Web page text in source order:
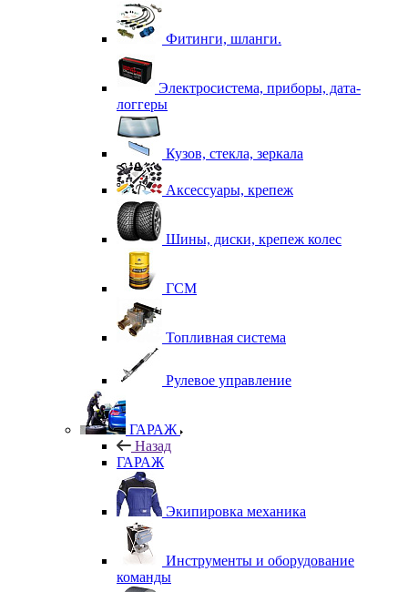
Фитинги, шланги.
Электросистема, приборы, дата-
логгеры
Кузов, стекла, зеркала
Аксессуары, крепеж
Шины, диски, крепеж колес
ГСМ
Топливная система
Рулевое управление
ГАРАЖ
Назад
ГАРАЖ
Экипировка механика
Инструменты и оборудование
команды